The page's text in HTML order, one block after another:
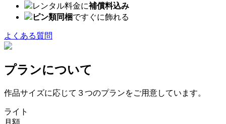
レンタル料金に補償料込み
ピン類同梱ですぐに飾れる
よくある質問
プランについて
作品サイズに応じて３つのプランをご用意しています。
ライト
月額